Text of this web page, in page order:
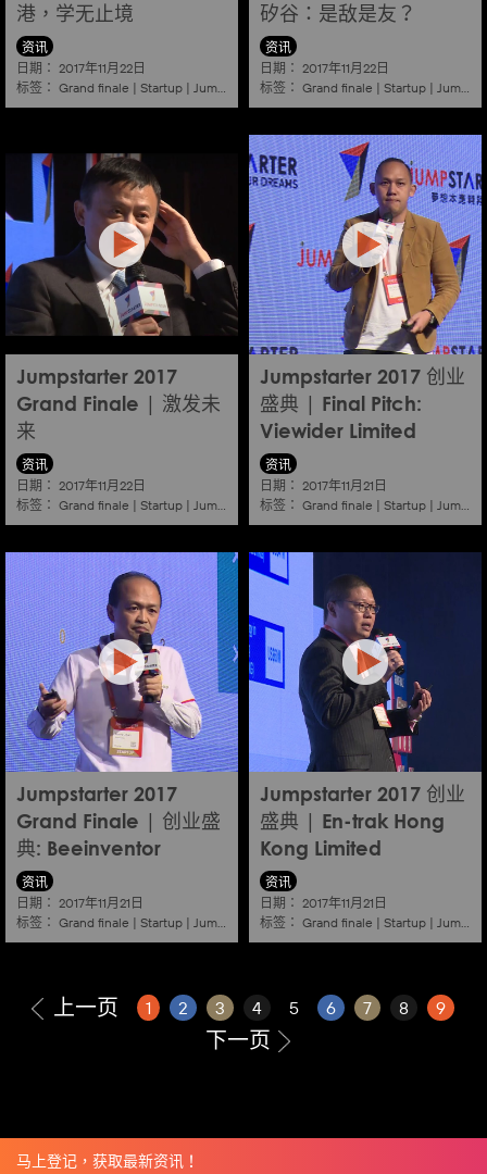
港，学无止境
资讯
日期： 2017年11月22日
标签： Grand finale | Startup | Jumpstarter |Hkcec
矽谷：是敌是友？
资讯
日期： 2017年11月22日
标签： Grand finale | Startup | Jumpstarter
Jumpstarter 2017
Grand Finale | 激发未
来
资讯
日期： 2017年11月22日
标签： Grand finale | Startup | Jumpstarter |Hkcec
Jumpstarter 2017 创业
盛典 | Final Pitch:
Viewider Limited
资讯
日期： 2017年11月21日
标签： Grand finale | Startup | Jumpstarter
Jumpstarter 2017
Grand Finale | 创业盛
典: Beeinventor
资讯
日期： 2017年11月21日
标签： Grand finale | Startup | Jumpstarter |Hkcec
Jumpstarter 2017 创业
盛典 | En-trak Hong
Kong Limited
资讯
日期： 2017年11月21日
标签： Grand finale | Startup | Jumpstarter
上一页 1 2 3 4 5 6 7 8 9
下一页
马上登记，获取最新资讯！